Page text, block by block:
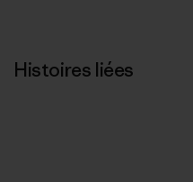
Histoires liées